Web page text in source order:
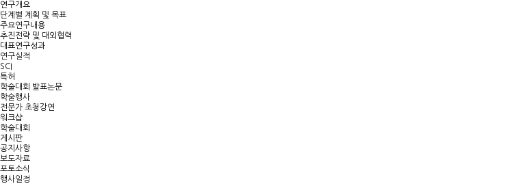
연구개요
단계별 계획 및 목표
주요연구내용
추진전략 및 대외협력
대표연구성과
연구실적
SCI
특허
학술대회 발표논문
학술행사
전문가 초청강연
워크샵
학술대회
게시판
공지사항
보도자료
포토소식
행사일정